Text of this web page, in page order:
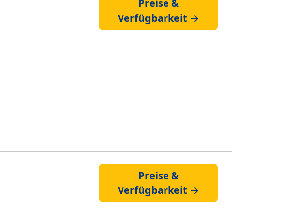
Preise &
Verfügbarkeit →
Preise &
Verfügbarkeit →